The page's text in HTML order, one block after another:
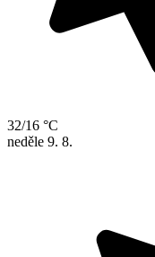
32/16 °C
neděle 9. 8.